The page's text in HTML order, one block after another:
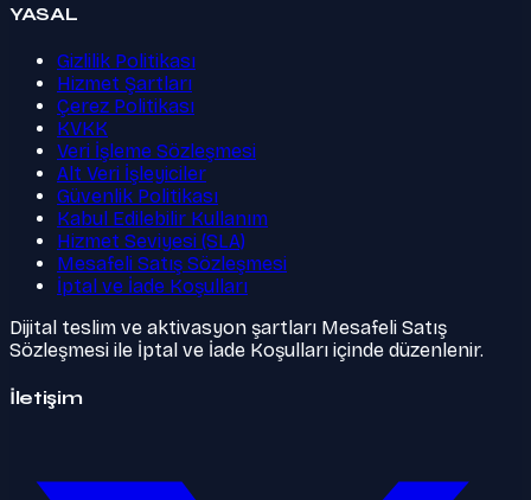
YASAL
Gizlilik Politikası
Hizmet Şartları
Çerez Politikası
KVKK
Veri İşleme Sözleşmesi
Alt Veri İşleyiciler
Güvenlik Politikası
Kabul Edilebilir Kullanım
Hizmet Seviyesi (SLA)
Mesafeli Satış Sözleşmesi
İptal ve İade Koşulları
Dijital teslim ve aktivasyon şartları Mesafeli Satış
Sözleşmesi ile İptal ve İade Koşulları içinde düzenlenir.
İletişim